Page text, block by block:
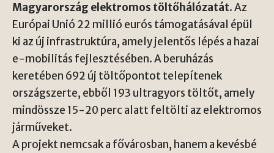
Magyarország elektromos töltőhálózatát. Az
Európai Unió 22 millió eurós támogatásával épül
ki az új infrastruktúra, amely jelentős lépés a hazai
e-mobilitás fejlesztésében. A beruházás
keretében 692 új töltőpontot telepítenek
országszerte, ebből 193 ultragyors töltőt, amely
mindössze 15-20 perc alatt feltölti az elektromos
járműveket.
A projekt nemcsak a fővárosban, hanem a kevésbé